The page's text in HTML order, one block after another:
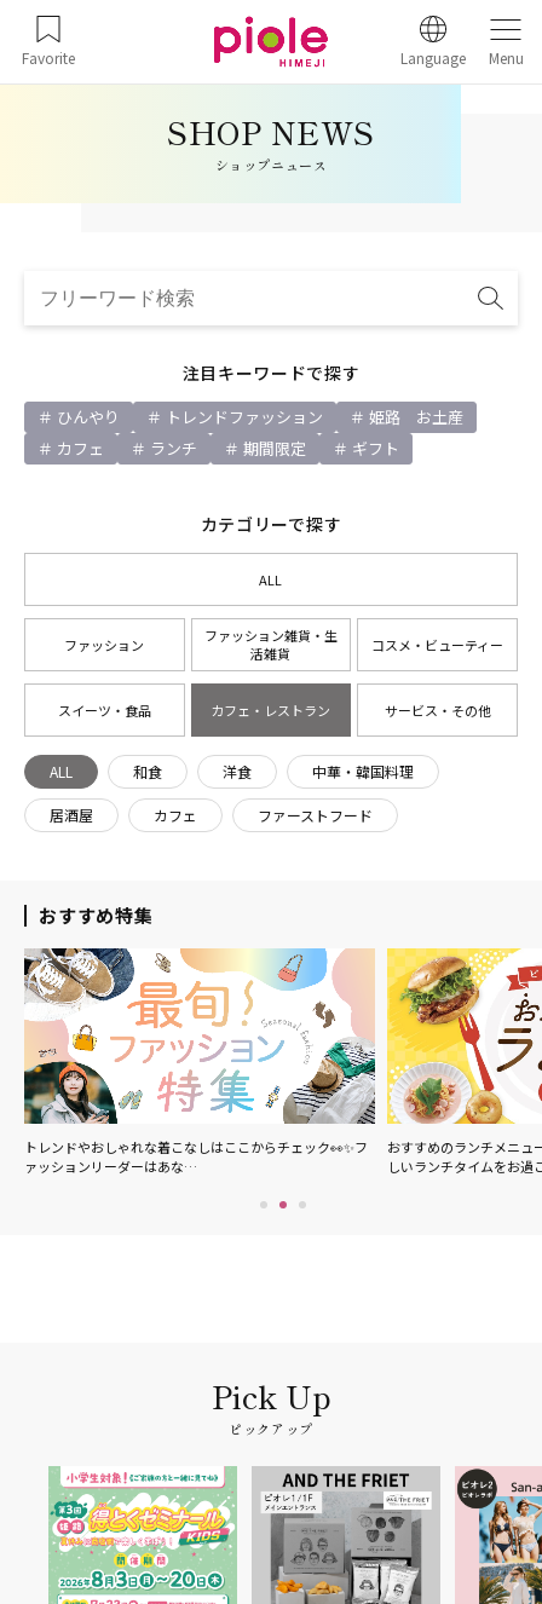
Favorite Language Menu
ショップニュース
注目キーワードで探す
ひんやり トレンドファッション
姫路 お土産
カフェ
ランチ 期間限定 ギフト
カテゴリーで探す
ALL
ファッション
ファッション雑貨・生
活雑貨
コスメ・ビューティー
スイーツ・食品 カフェ・レストラン サービス・その他
ALL 和食 洋食 中華・韓国料理
居酒屋 カフェ ファーストフード
おすすめ特集
トレンドやおしゃれな着こなしはここからチェック👀✨フ
ァッションリーダーはあな…
おすすめのランチメニュ
しいランチタイムをお
ピックアップ